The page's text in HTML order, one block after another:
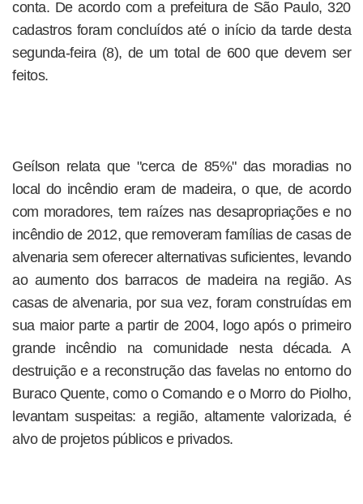
conta. De acordo com a prefeitura de São Paulo, 320
cadastros foram concluídos até o início da tarde desta
segunda-feira (8), de um total de 600 que devem ser
feitos.
Geílson relata que "cerca de 85%" das moradias no
local do incêndio eram de madeira, o que, de acordo
com moradores, tem raízes nas desapropriações e no
incêndio de 2012, que removeram famílias de casas de
alvenaria sem oferecer alternativas suficientes, levando
ao aumento dos barracos de madeira na região. As
casas de alvenaria, por sua vez, foram construídas em
sua maior parte a partir de 2004, logo após o primeiro
grande incêndio na comunidade nesta década. A
destruição e a reconstrução das favelas no entorno do
Buraco Quente, como o Comando e o Morro do Piolho,
levantam suspeitas: a região, altamente valorizada, é
alvo de projetos públicos e privados.